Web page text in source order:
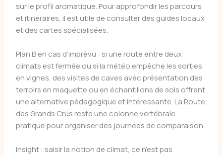
sur le profil aromatique. Pour approfondir les parcours
et itinéraires, il est utile de consulter des guides locaux
et des cartes spécialisées.
Plan B en cas d’imprévu : si une route entre deux
climats est fermée ou si la météo empêche les sorties
en vignes, des visites de caves avec présentation des
terroirs en maquette ou en échantillons de sols offrent
une alternative pédagogique et intéressante. La Route
des Grands Crus reste une colonne vertébrale
pratique pour organiser des journées de comparaison.
Insight : saisir la notion de climat, ce n’est pas